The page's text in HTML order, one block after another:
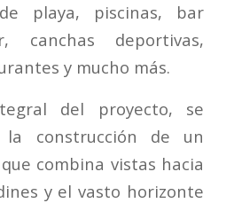
playa, piscinas, bar
deportivas,
y mucho más.
del proyecto, se
construcción de un
combina vistas hacia
y el vasto horizonte